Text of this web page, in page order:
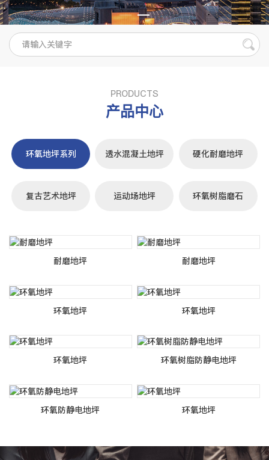
PRODUCTS
产品中心
环氧地坪系列 透水混凝土地坪 硬化耐磨地坪
复古艺术地坪 运动场地坪 环氧树脂磨石
耐磨地坪 耐磨地坪
环氧地坪 环氧地坪
环氧地坪 环氧树脂防静电地坪
环氧防静电地坪 环氧地坪